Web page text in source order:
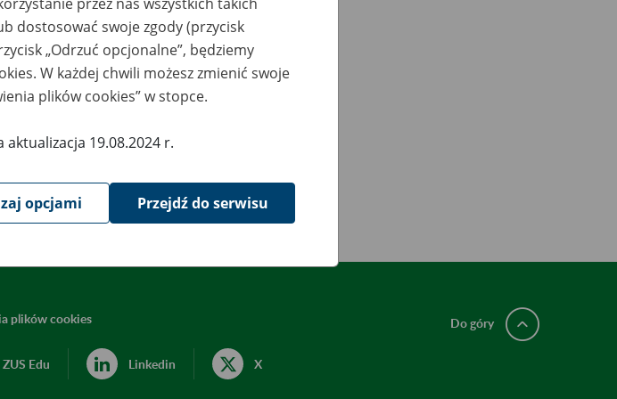
w programie Płatnik działa prawidłowo.
plików cookies
ZUS Edu Linkedin X
Do góry
dostosować swoje zgody (przycisk
„Odrzuć opcjonalne”, będziemy
W każdej chwili możesz zmienić swoje
plików cookies” w stopce.
aktualizacja 19.08.2024 r.
opcjami Przejdź do serwisu